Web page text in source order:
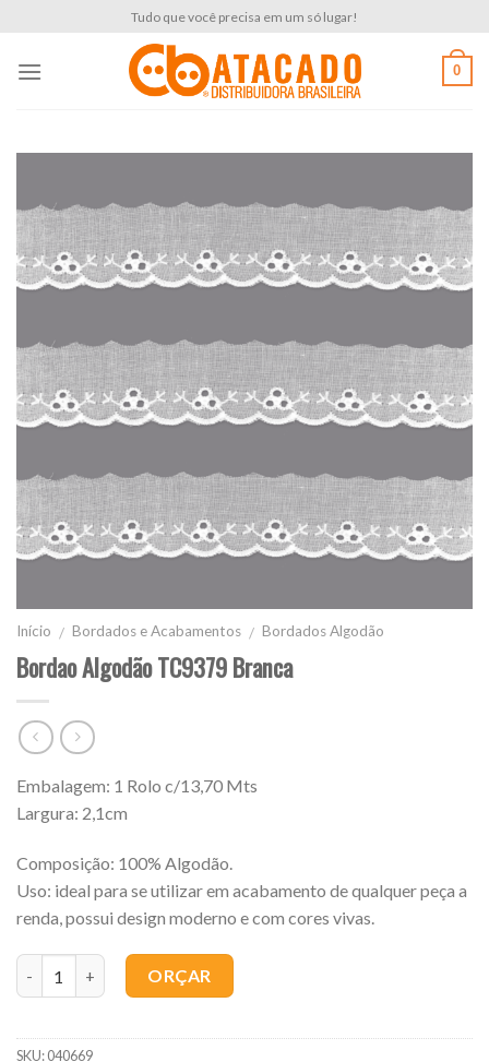
content
Tudo que você precisa em um só lugar!
0
Início / Bordados e Acabamentos / Bordados Algodão
Bordao Algodão TC9379 Branca
Embalagem: 1 Rolo c/13,70 Mts
Largura: 2,1cm
Composição: 100% Algodão.
Uso: ideal para se utilizar em acabamento de qualquer peça a
renda, possui design moderno e com cores vivas.
ORÇAR
SKU:040669